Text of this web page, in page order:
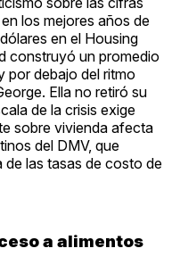
los mejores años de
en el Housing
construyó un promedio
por debajo del ritmo
Ella no retiró su
de la crisis exige
sobre vivienda afecta
del DMV, que
de las tasas de costo de
a alimentos